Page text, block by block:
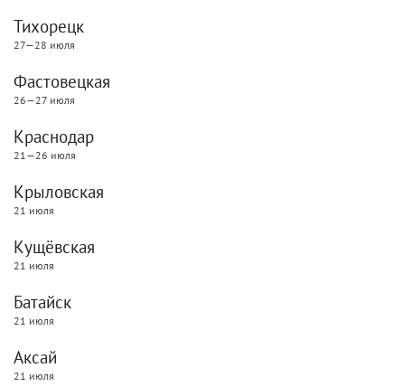
Тихорецк
27—28 июля
Фастовецкая
26—27 июля
Краснодар
21—26 июля
Крыловская
21 июля
Кущёвская
21 июля
Батайск
21 июля
Аксай
21 июля